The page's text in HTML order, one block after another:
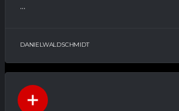
...
DANIELWALDSCHMIDT